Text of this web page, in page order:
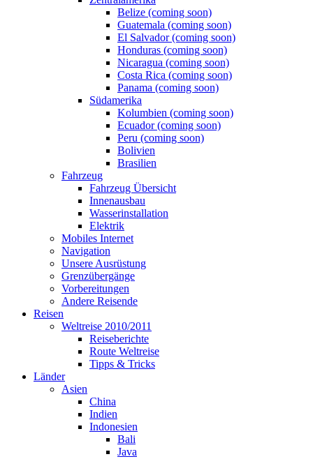
Belize (coming soon)
Guatemala (coming soon)
El Salvador (coming soon)
Honduras (coming soon)
Nicaragua (coming soon)
Costa Rica (coming soon)
Panama (coming soon)
Südamerika
Kolumbien (coming soon)
Ecuador (coming soon)
Peru (coming soon)
Bolivien
Brasilien
Fahrzeug
Fahrzeug Übersicht
Innenausbau
Wasserinstallation
Elektrik
Mobiles Internet
Navigation
Unsere Ausrüstung
Grenzübergänge
Vorbereitungen
Andere Reisende
Reisen
Weltreise 2010/2011
Reiseberichte
Route Weltreise
Tipps & Tricks
Länder
Asien
China
Indien
Indonesien
Bali
Java